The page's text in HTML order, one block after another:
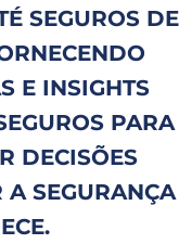
SEGUROS DE
E INSIGHTS
PARA
DECISÕES
SEGURANÇA